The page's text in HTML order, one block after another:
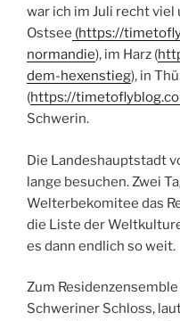
war ich im Juli recht viel
Ostsee (https://
normandie), im Harz (
dem-hexenstieg), in
(https://
Schwerin.
Die Landeshauptstadt
lange besuchen. Zwei
Welterbekomitee das
die Liste der
es dann endlich so weit.
Zum
Schweriner Schloss,